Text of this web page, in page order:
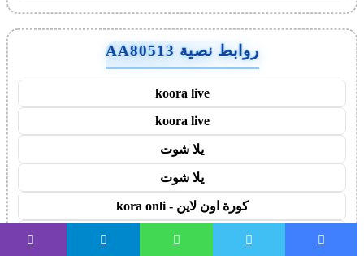
روابط نصية AA80513
koora live
koora live
يلا شوت
يلا شوت
كورة اون لاين - kora onli
كورة جول - kora goal